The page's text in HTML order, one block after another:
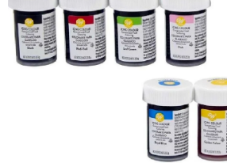
ZDRAVÉ PEČENÍ
TÉMATICKÉ PRODUKTY